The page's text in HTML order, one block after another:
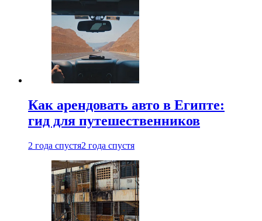
Как арендовать авто в Египте:
гид для путешественников
2 года спустя2 года спустя